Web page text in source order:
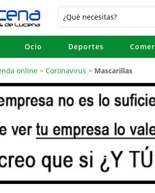
Ocio Deportes Comer
online >Coronavirus > Mascarillas